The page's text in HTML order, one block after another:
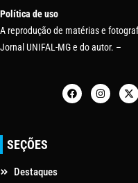
Política de uso
A reprodução de matérias e
Jornal UNIFAL-MG e do autor. –
SEÇÕES
Destaques